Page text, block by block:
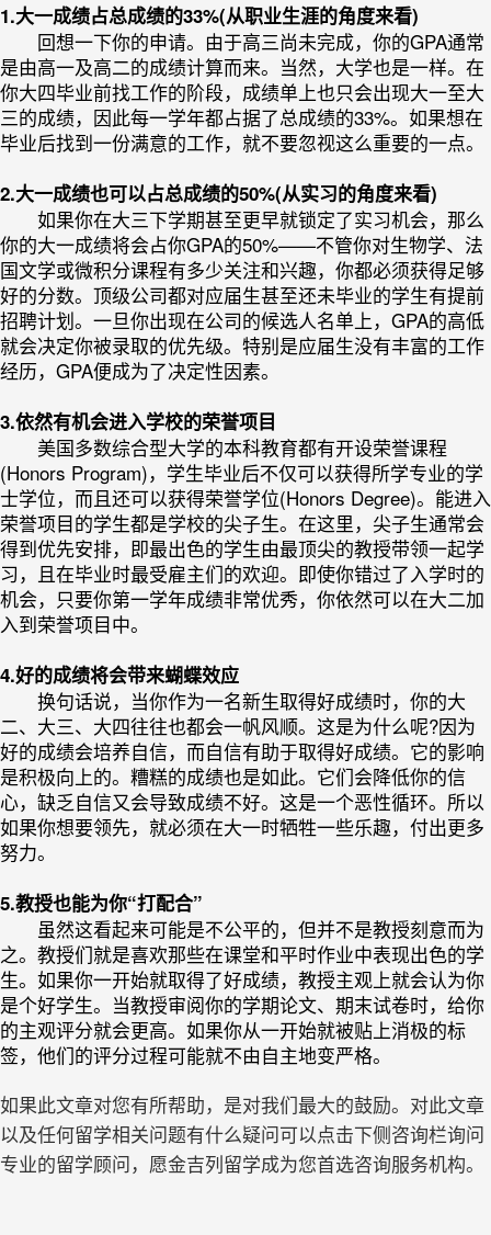
1.大一成绩占总成绩的33%(从职业生涯的角度来看)
回想一下你的申请。由于高三尚未完成，你的GPA通常
是由高一及高二的成绩计算而来。当然，大学也是一样。在
你大四毕业前找工作的阶段，成绩单上也只会出现大一至大
三的成绩，因此每一学年都占据了总成绩的33%。如果想在
毕业后找到一份满意的工作，就不要忽视这么重要的一点。
2.大一成绩也可以占总成绩的50%(从实习的角度来看)
如果你在大三下学期甚至更早就锁定了实习机会，那么
你的大一成绩将会占你GPA的50%——不管你对生物学、法
国文学或微积分课程有多少关注和兴趣，你都必须获得足够
好的分数。顶级公司都对应届生甚至还未毕业的学生有提前
招聘计划。一旦你出现在公司的候选人名单上，GPA的高低
就会决定你被录取的优先级。特别是应届生没有丰富的工作
经历，GPA便成为了决定性因素。
3.依然有机会进入学校的荣誉项目
美国多数综合型大学的本科教育都有开设荣誉课程
(Honors Program)，学生毕业后不仅可以获得所学专业的学
士学位，而且还可以获得荣誉学位(Honors Degree)。能进入
荣誉项目的学生都是学校的尖子生。在这里，尖子生通常会
得到优先安排，即最出色的学生由最顶尖的教授带领一起学
习，且在毕业时最受雇主们的欢迎。即使你错过了入学时的
机会，只要你第一学年成绩非常优秀，你依然可以在大二加
入到荣誉项目中。
4.好的成绩将会带来蝴蝶效应
换句话说，当你作为一名新生取得好成绩时，你的大
二、大三、大四往往也都会一帆风顺。这是为什么呢?因为
好的成绩会培养自信，而自信有助于取得好成绩。它的影响
是积极向上的。糟糕的成绩也是如此。它们会降低你的信
心，缺乏自信又会导致成绩不好。这是一个恶性循环。所以
如果你想要领先，就必须在大一时牺牲一些乐趣，付出更多
努力。
5.教授也能为你“打配合”
虽然这看起来可能是不公平的，但并不是教授刻意而为
之。教授们就是喜欢那些在课堂和平时作业中表现出色的学
生。如果你一开始就取得了好成绩，教授主观上就会认为你
是个好学生。当教授审阅你的学期论文、期末试卷时，给你
的主观评分就会更高。如果你从一开始就被贴上消极的标
签，他们的评分过程可能就不由自主地变严格。
如果此文章对您有所帮助，是对我们最大的鼓励。对此文章
以及任何留学相关问题有什么疑问可以点击下侧咨询栏询问
专业的留学顾问，愿金吉列留学成为您首选咨询服务机构。